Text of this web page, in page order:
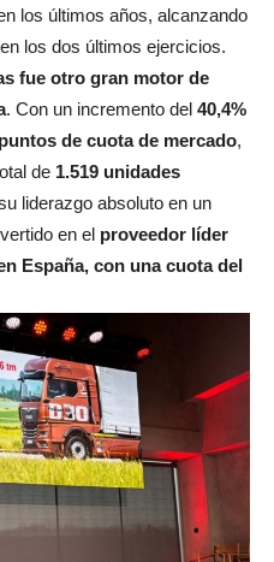
los últimos años, alcanzando
en los dos últimos ejercicios.
fue otro gran motor de
. Con un incremento del 40,4%
de cuota de mercado,
de 1.519 unidades
liderazgo absoluto en un
en el proveedor líder
España, con una cuota del